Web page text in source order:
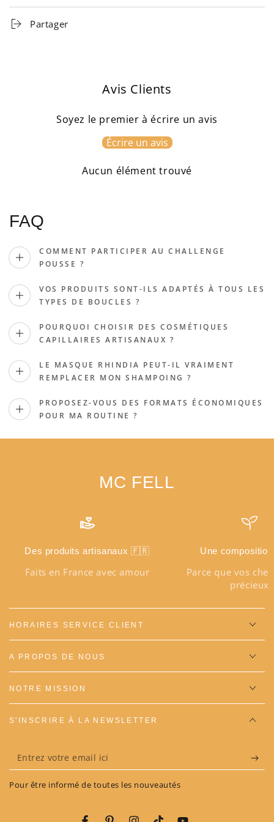
Partager
Avis Clients
Soyez le premier à écrire un avis
Écrire un avis
Aucun élément trouvé
FAQ
COMMENT PARTICIPER AU CHALLENGE
POUSSE ?
VOS PRODUITS SONT-ILS ADAPTÉS À TOUS LES
TYPES DE BOUCLES ?
POURQUOI CHOISIR DES COSMÉTIQUES
CAPILLAIRES ARTISANAUX ?
LE MASQUE RHINDIA PEUT-IL VRAIMENT
REMPLACER MON SHAMPOING ?
PROPOSEZ-VOUS DES FORMATS ÉCONOMIQUES
POUR MA ROUTINE ?
MC FELL
Des produits artisanaux 🇫🇷
Faits en France avec amour
Une
Parce que vos
précieux
HORAIRES SERVICE CLIENT
A PROPOS DE NOUS
NOTRE MISSION
S'INSCRIRE À LA NEWSLETTER
Entrez
votre
email
Pour être informé de toutes les nouveautés